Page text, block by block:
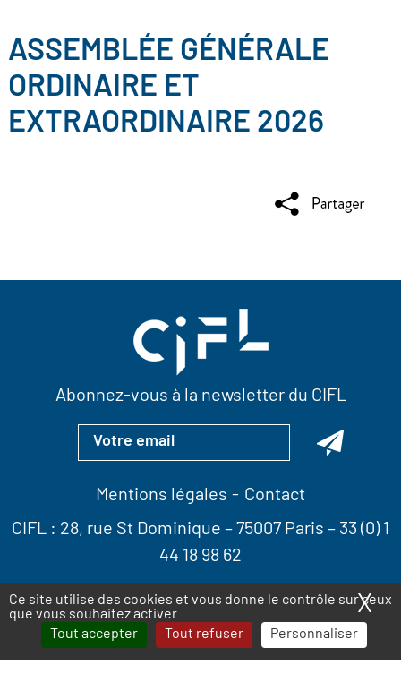
Ce site utilise des cookies et vous donne le contrôle sur ceux
que vous souhaitez activer
Tout accepter
Tout refuser Personnaliser
X
ASSEMBLÉE GÉNÉRALE
ORDINAIRE ET
EXTRAORDINAIRE 2026
Abonnez-vous à la newsletter du CIFL
Mentions légales
Contact
CIFL : 28, rue St Dominique – 75007 Paris – 33 (0) 1
44 18 98 62